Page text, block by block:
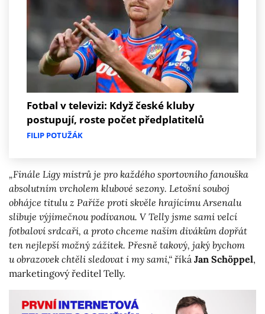
Fotbal v televizi: Když české kluby
postupují, roste počet předplatitelů
FILIP POTUŽÁK
„Finále Ligy mistrů je pro každého sportovního fanouška
absolutním vrcholem klubové sezony. Letošní souboj
obhájce titulu z Paříže proti skvěle hrajícímu Arsenalu
slibuje výjimečnou podívanou. V Telly jsme sami velcí
fotbaloví srdcaři, a proto chceme našim divákům dopřát
ten nejlepší možný zážitek. Přesně takový, jaký bychom
u obrazovek chtěli sledovat i my sami,“ říká Jan Schöppel,
marketingový ředitel Telly.